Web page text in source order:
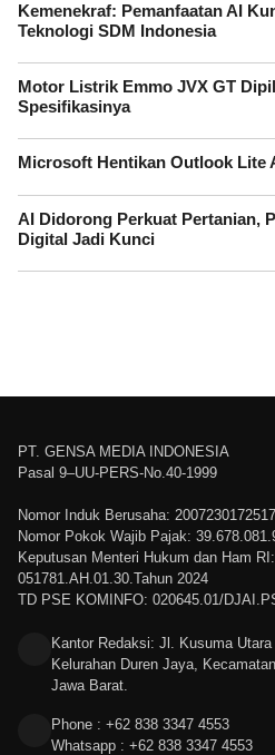
Kemenekraf: Pemanfaatan AI
Teknologi SDM Indonesia
Motor Listrik Emmo JVX GT
Spesifikasinya
Microsoft Hentikan Outlook Lite
AI Didorong Perkuat Pertanian,
Digital Jadi Kunci
PT. GENSA MEDIA INDONESIA
Pasal 9–UU-PERS-No.40-1999
Nomor Induk Berusaha:
Nomor Pokok Wajib Pajak:
Keputusan Menteri Hukum dan Ham
051781.AH.01.30.Tahun 2024
TD PSE KOMINFO: 020645.01/
Kantor Redaksi: Jl. Kusuma Utara
Kelurahan Duren Jaya,
Jawa Barat.
Phone : +62 838 3347 4553
Whatsapp : +62 838 3347 4553